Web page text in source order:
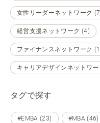
女性リーダーネットワーク
経営支援ネットワーク (4)
ファイナンスネットワーク
キャリアデザインネットワー
タグで探す
#EMBA (23) #MBA (46)